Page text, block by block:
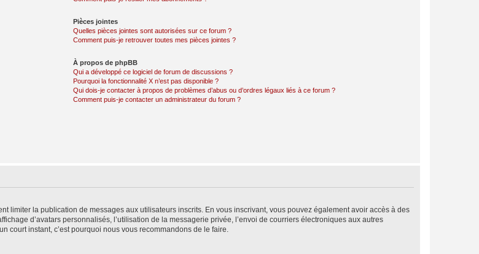
Pièces jointes
Quelles pièces jointes sont autorisées sur ce forum ?
Comment puis-je retrouver toutes mes pièces jointes ?
À propos de phpBB
Qui a développé ce logiciel de forum de discussions ?
Pourquoi la fonctionnalité X n’est pas disponible ?
Qui dois-je contacter à propos de problèmes d’abus ou d’ordres légaux liés à ce forum ?
Comment puis-je contacter un administrateur du forum ?
limiter la publication de messages aux utilisateurs inscrits. En vous inscrivant, vous pouvez également avoir accès à des
d’avatars personnalisés, l’utilisation de la messagerie privée, l’envoi de courriers électroniques aux autres
court instant, c’est pourquoi nous vous recommandons de le faire.